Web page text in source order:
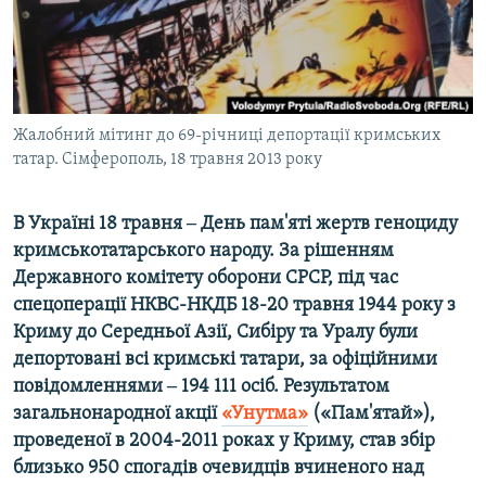
ВІДЕОУРОКИ «ELIFBE»
СВІДЧЕННЯ ОКУПАЦІЇ
УКРАЇНСЬКА ПРОБЛЕМА КРИМУ
ІНФОГРАФІКА
Русский
Qırımtatar
ДОЛУЧАЙСЯ!
Усі сайти RFE/RL
Жалобний мітинг до 69-річниці депортації кримських
татар. Сімферополь, 18 травня 2013 року
В Україні 18 травня ‒ День пам'яті жертв геноциду
кримськотатарського народу. За рішенням
Державного комітету оборони СРСР, під час
спецоперації НКВС-НКДБ 18-20 травня 1944 року з
Криму до Середньої Азії, Сибіру та Уралу були
депортовані всі кримські татари, за офіційними
повідомленнями ‒ 194 111 осіб. Результатом
загальнонародної акції «Унутма» («Пам'ятай»),
проведеної в 2004-2011 роках у Криму, став збір
близько 950 спогадів очевидців вчиненого над